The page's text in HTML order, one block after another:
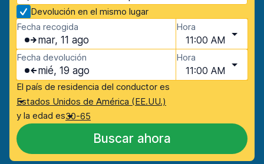
Devolución en el mismo lugar
Fecha recogida
mar, 11 ago
Hora
11:00 AM
Fecha devolución
mié, 19 ago
Hora
11:00 AM
El país de residencia del conductor es
Estados Unidos de América (EE.UU.)
y la edad es30-65
Buscar ahora